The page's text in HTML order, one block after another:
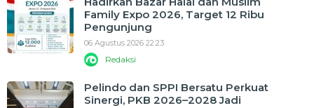
Family Expo 2026, Target 12 Ribu
Pengunjung
06 Agustus 2026 22:23
Redaksi
Pelindo dan SPPI Bersatu Perkuat
Sinergi, PKB 2026–2028 Jadi